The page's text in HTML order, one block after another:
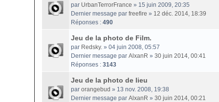
par UrbanTerrorFrance » 15 juin 2009, 20:35
Dernier message par freefire » 12 déc. 2014, 18:39
Réponses : 490
Jeu de la photo de Film.
par Redsky. » 04 juin 2008, 05:57
Dernier message par AlxanR » 30 juin 2014, 00:41
Réponses : 3143
Jeu de la photo de lieu
par orangebud » 13 nov. 2008, 19:38
Dernier message par AlxanR » 30 juin 2014, 00:21